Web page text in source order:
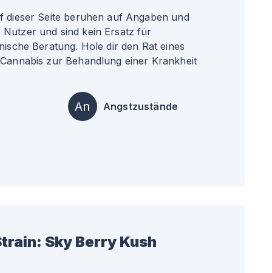
dieser Seite beruhen auf Angaben und
und sind kein Ersatz für
Beratung. Hole dir den Rat eines
zur Behandlung einer Krankheit
An Angstzustände
Sky Berry Kush